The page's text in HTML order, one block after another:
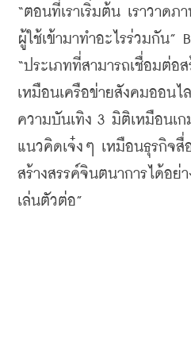
“ตอนที่เราเริ่มต้น เราวาดภ
ผู้ใช้เข้ามาทำอะไรร่วมกัน”
“ประเภทที่สามารถเชื่อมต่อ
เหมือนเครือข่ายสังคมออนไ
ความบันเทิง 3 มิติเหมือนเก
แนวคิดเจ๋งๆ เหมือนธุรกิจสื่
สร้างสรรค์จินตนาการได้อย่
เล่นตัวต่อ”